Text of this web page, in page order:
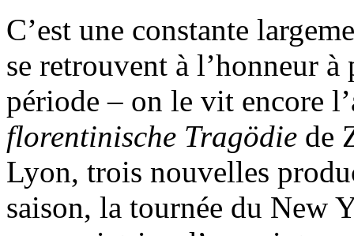
C’est une constante
se retrouvent à l’honneur
période – on le vit encore
florentinische Tragödie de
Lyon, trois nouvelles
saison, la tournée du New